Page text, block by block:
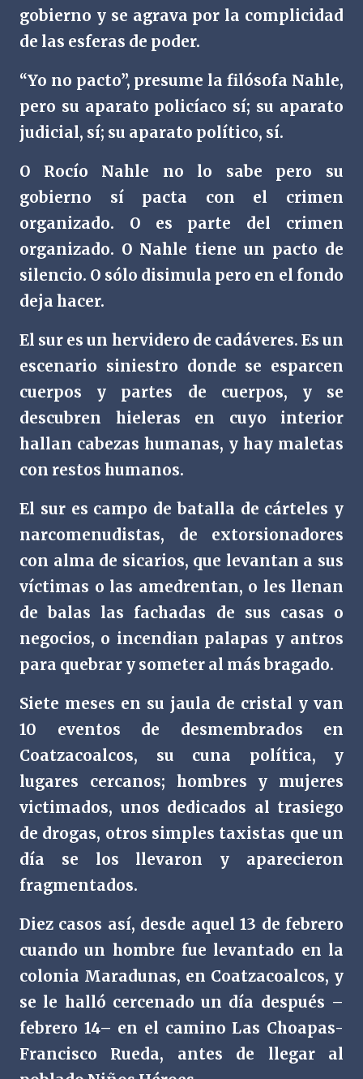
gobierno y se agrava por la complicidad
de las esferas de poder.
“Yo no pacto”, presume la filósofa Nahle,
pero su aparato policíaco sí; su aparato
judicial, sí; su aparato político, sí.
O Rocío Nahle no lo sabe pero su
gobierno sí pacta con el crimen
organizado. O es parte del crimen
organizado. O Nahle tiene un pacto de
silencio. O sólo disimula pero en el fondo
deja hacer.
El sur es un hervidero de cadáveres. Es un
escenario siniestro donde se esparcen
cuerpos y partes de cuerpos, y se
descubren hieleras en cuyo interior
hallan cabezas humanas, y hay maletas
con restos humanos.
El sur es campo de batalla de cárteles y
narcomenudistas, de extorsionadores
con alma de sicarios, que levantan a sus
víctimas o las amedrentan, o les llenan
de balas las fachadas de sus casas o
negocios, o incendian palapas y antros
para quebrar y someter al más bragado.
Siete meses en su jaula de cristal y van
10 eventos de desmembrados en
Coatzacoalcos, su cuna política, y
lugares cercanos; hombres y mujeres
victimados, unos dedicados al trasiego
de drogas, otros simples taxistas que un
día se los llevaron y aparecieron
fragmentados.
Diez casos así, desde aquel 13 de febrero
cuando un hombre fue levantado en la
colonia Maradunas, en Coatzacoalcos, y
se le halló cercenado un día después –
febrero 14– en el camino Las Choapas-
Francisco Rueda, antes de llegar al